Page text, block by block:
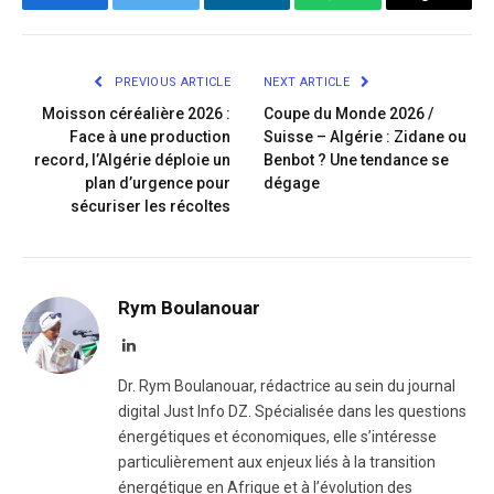
Facebook Twitter LinkedIn WhatsApp Copy
PREVIOUS ARTICLE
Moisson céréalière 2026 :
Face à une production
record, l’Algérie déploie un
plan d’urgence pour
sécuriser les récoltes
NEXT ARTICLE
Coupe du Monde 2026 /
Suisse – Algérie : Zidane ou
Benbot ? Une tendance se
dégage
Rym Boulanouar
LinkedIn
Dr. Rym Boulanouar, rédactrice au sein du journal
digital Just Info DZ. Spécialisée dans les questions
énergétiques et économiques, elle s’intéresse
particulièrement aux enjeux liés à la transition
énergétique en Afrique et à l’évolution des